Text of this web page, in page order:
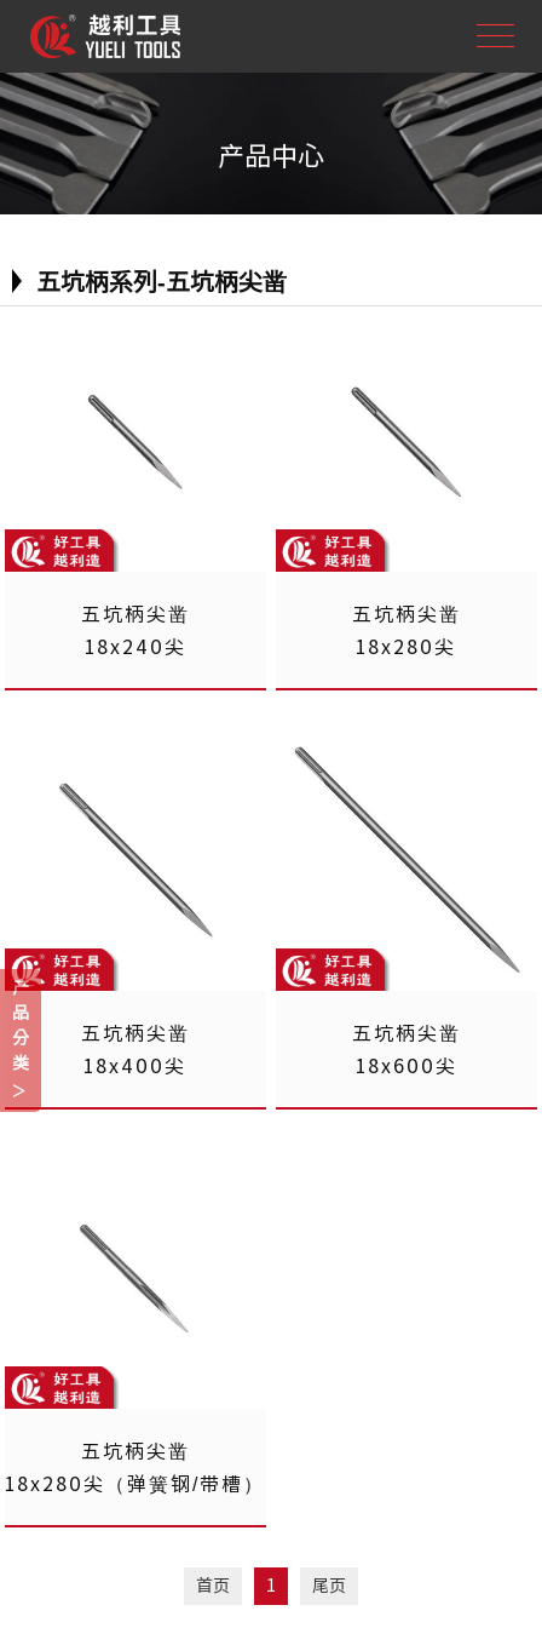
产品中心
产
品
分
类
五坑柄系列-五坑柄尖凿
五坑柄尖凿
18x240尖
五坑柄尖凿
18x280尖
五坑柄尖凿
18x400尖
五坑柄尖凿
18x600尖
五坑柄尖凿
18x280尖（弹簧钢/带槽）
首页 1 尾页